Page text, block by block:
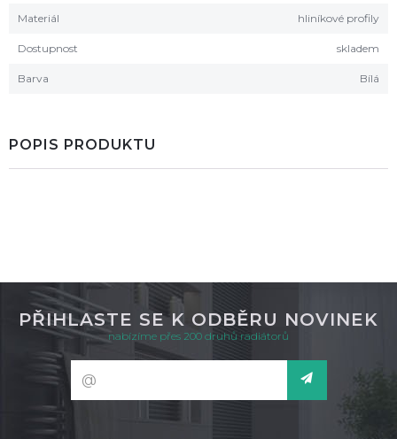
Materiál hliníkové profily
Dostupnost skladem
Barva Bílá
POPIS PRODUKTU
PŘIHLASTE SE K ODBĚRU NOVINEK
nabízíme přes 200 druhů radiátorů